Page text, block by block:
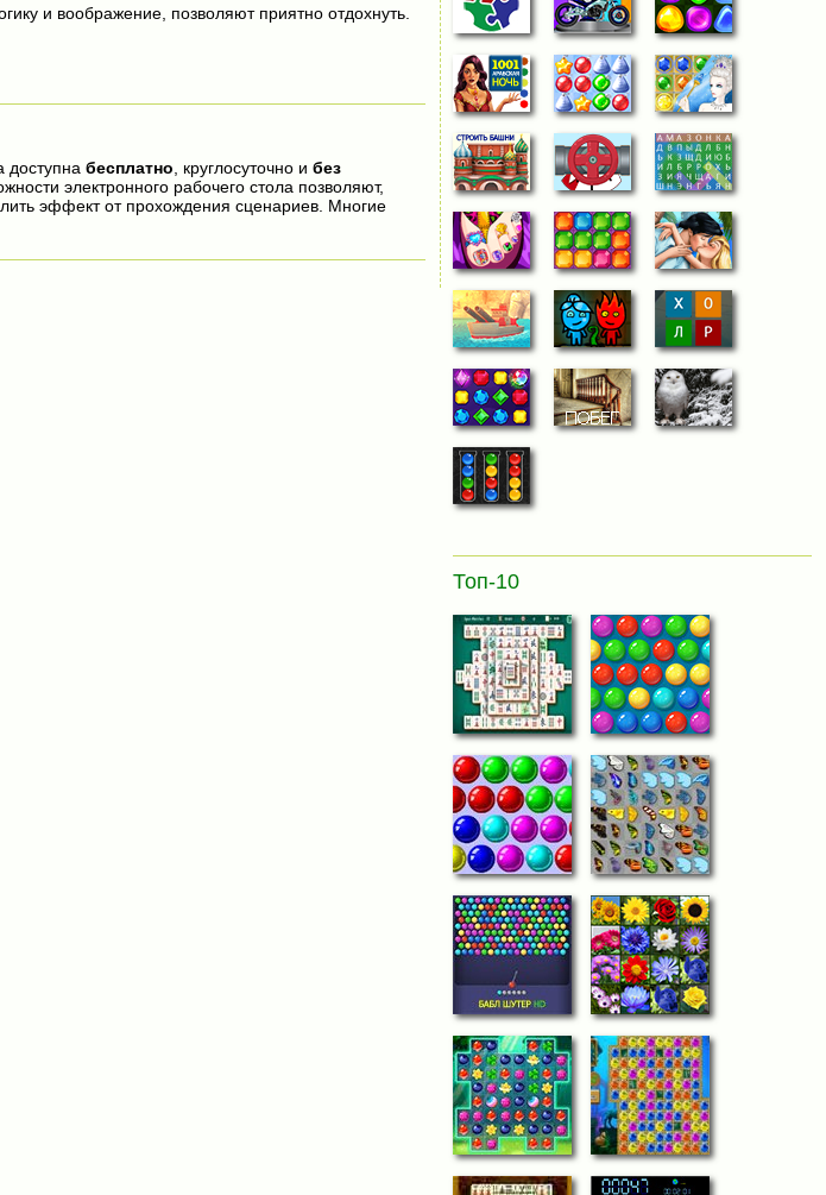
и воображение, позволяют приятно отдохнуть.
доступна бесплатно , круглосуточно и без
электронного рабочего стола позволяют,
эффект от прохождения сценариев. Многие
Топ-10